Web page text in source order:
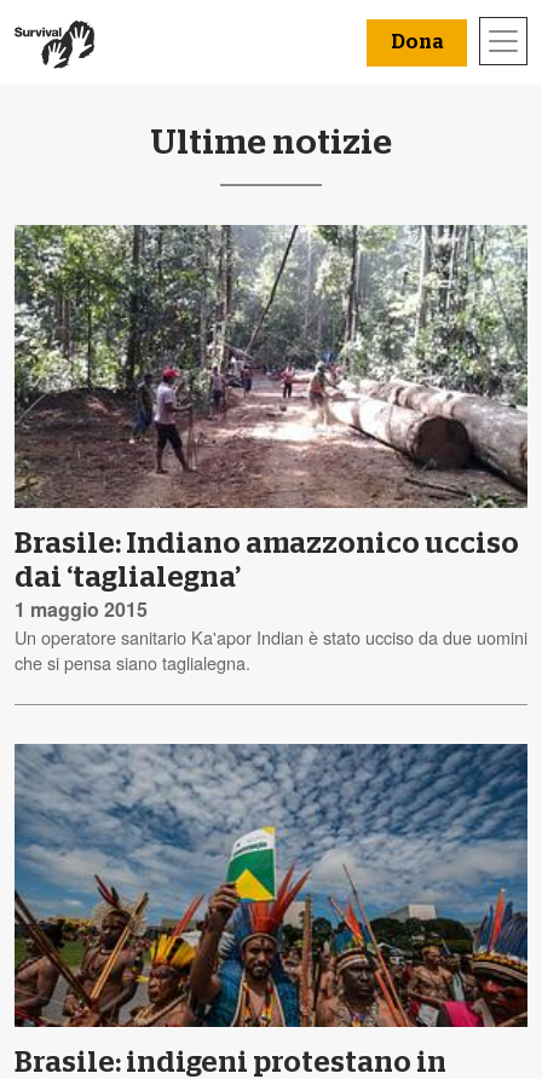
Dona
Ultime notizie
Brasile: Indiano amazzonico ucciso
dai ‘taglialegna’
1 maggio 2015
Un operatore sanitario Ka'apor Indian è stato ucciso da due uomini
che si pensa siano taglialegna.
Brasile: indigeni protestano in